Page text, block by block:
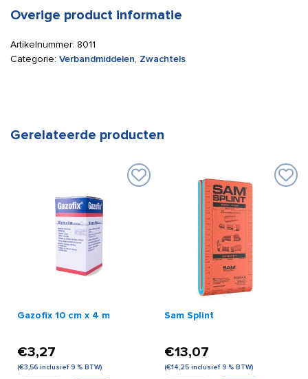
Overige product informatie
Artikelnummer: 8011
Categorie: Verbandmiddelen, Zwachtels
Gerelateerde producten
Gazofix 10 cm x 4 m
€3,27
(€3,56 inclusief 9 % BTW)
Sam Splint
€13,07
(€14,25 inclusief 9 % BTW)